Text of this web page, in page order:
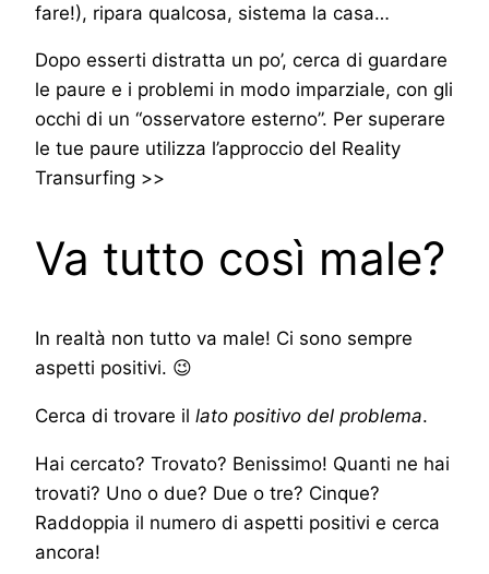
fare!), ripara qualcosa, sistema la casa…
Dopo esserti distratta un po’, cerca di guardare
le paure e i problemi in modo imparziale, con gli
occhi di un “osservatore esterno”. Per superare
le tue paure utilizza l’approccio del Reality
Transurfing >>
Va tutto così male?
In realtà non tutto va male! Ci sono sempre
aspetti positivi. 😉
Cerca di trovare il lato positivo del problema.
Hai cercato? Trovato? Benissimo! Quanti ne hai
trovati? Uno o due? Due o tre? Cinque?
Raddoppia il numero di aspetti positivi e cerca
ancora!